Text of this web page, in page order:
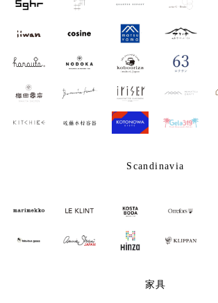
Scandinavia
家具